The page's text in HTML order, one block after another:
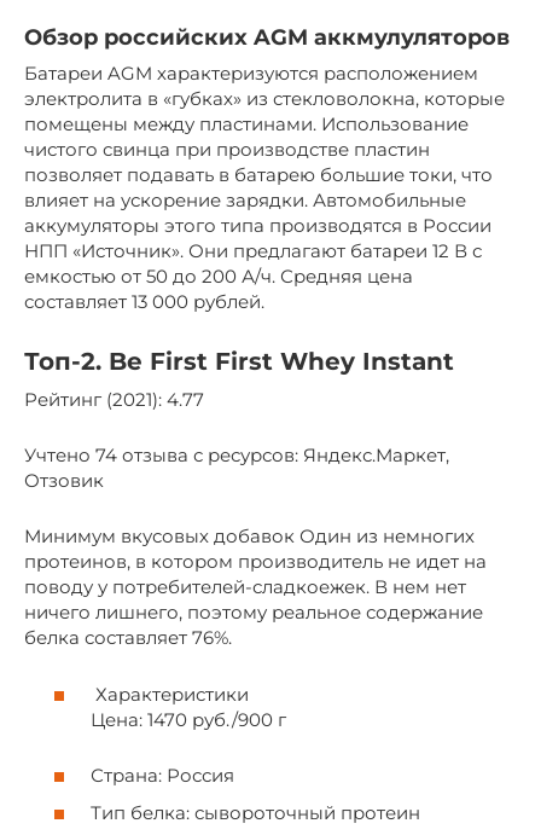
Обзор российских AGM аккмулуляторов
Батареи AGM характеризуются расположением
электролита в «губках» из стекловолокна, которые
помещены между пластинами. Использование
чистого свинца при производстве пластин
позволяет подавать в батарею большие токи, что
влияет на ускорение зарядки. Автомобильные
аккумуляторы этого типа производятся в России
НПП «Источник». Они предлагают батареи 12 В с
емкостью от 50 до 200 А/ч. Средняя цена
составляет 13 000 рублей.
Топ-2. Be First First Whey Instant
Рейтинг (2021): 4.77
Учтено 74 отзыва с ресурсов: Яндекс.Маркет,
Отзовик
Минимум вкусовых добавок Один из немногих
протеинов, в котором производитель не идет на
поводу у потребителей-сладкоежек. В нем нет
ничего лишнего, поэтому реальное содержание
белка составляет 76%.
Характеристики
Цена: 1470 руб./900 г
Страна: Россия
Тип белка: сывороточный протеин